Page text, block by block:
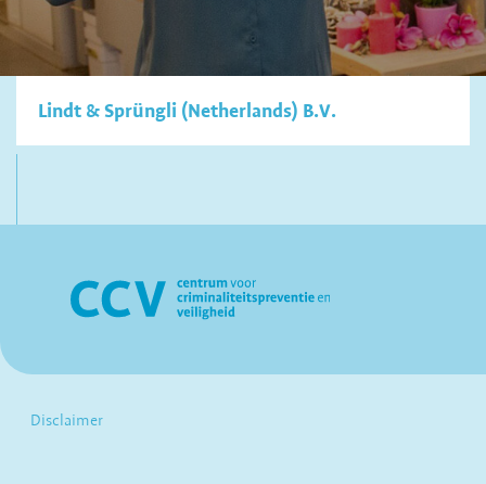
Lindt & Sprüngli (Netherlands) B.V.
Disclaimer